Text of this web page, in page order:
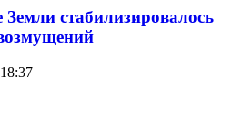
Земли стабилизировалось